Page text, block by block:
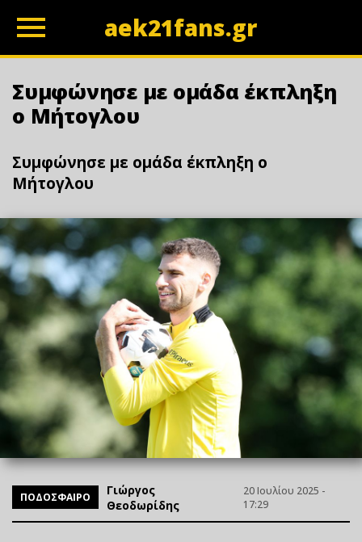
aek21fans.gr
Συμφώνησε με ομάδα έκπληξη
ο Μήτογλου
Συμφώνησε με ομάδα έκπληξη ο
Μήτογλου
ΠΟΔΟΣΦΑΙΡΟ
Γιώργος
Θεοδωρίδης
20 Ιουλίου 2025 -
17:29